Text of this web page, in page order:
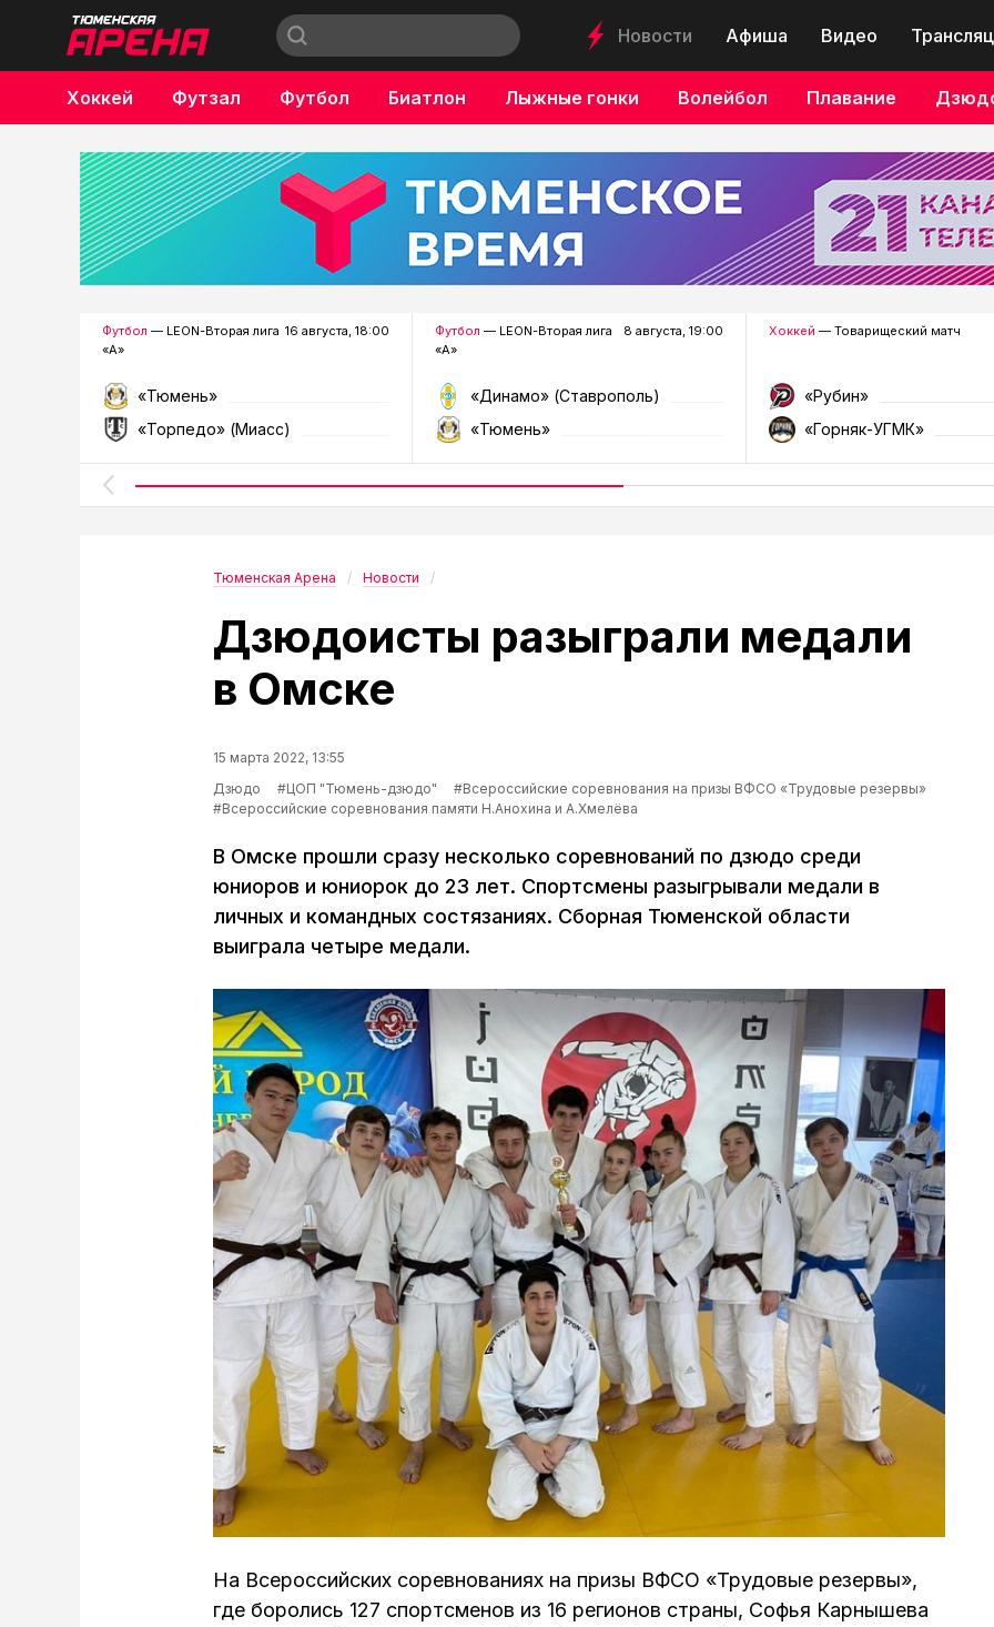
Новости Афиша Видео
Хоккей Футзал Футбол Биатлон Лыжные гонки Волейбол Плавание
Бокс
Футбол — LEON-Вторая лига
«А»
16 августа, 18:00
«Тюмень»
«Торпедо» (Миасс)
Футбол — LEON-Вторая лига
«А»
8 августа, 19:00
«Динамо» (Ставрополь)
«Тюмень»
Хоккей — Товарищеский матч
«Рубин»
«Горняк-УГМК»
Тюменская Арена Новости
Дзюдоисты разыграли медали
в Омске
15 марта 2022, 13:55
Дзюдо
#ЦОП "Тюмень-дзюдо"
#Всероссийские соревнования на призы ВФСО «Трудовые резервы»
#Всероссийские соревнования памяти Н.Анохина и А.Хмелёва
В Омске прошли сразу несколько соревнований по дзюдо среди
юниоров и юниорок до 23 лет. Спортсмены разыгрывали медали в
личных и командных состязаниях. Сборная Тюменской области
выиграла четыре медали.
На Всероссийских соревнованиях на призы ВФСО «Трудовые резервы»,
где боролись 127 спортсменов из 16 регионов страны, Софья Карнышева